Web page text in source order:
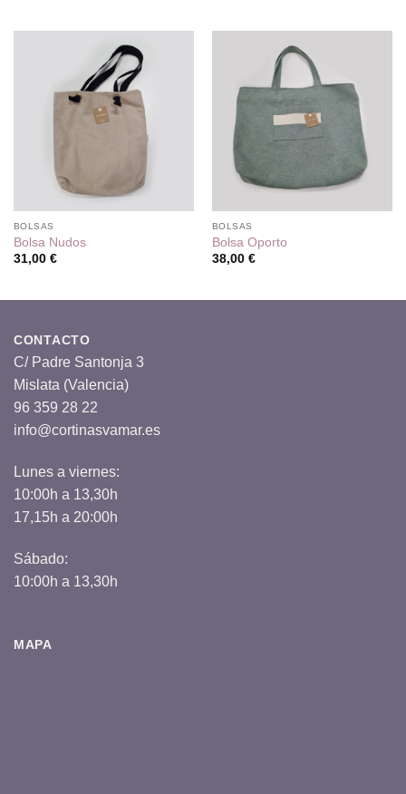
BOLSAS
Bolsa Nudos
31,00 €
BOLSAS
Bolsa Oporto
38,00 €
CONTACTO
C/ Padre Santonja 3
Mislata (Valencia)
96 359 28 22
info@cortinasvamar.es
Lunes a viernes:
10:00h a 13,30h
17,15h a 20:00h
Sábado:
10:00h a 13,30h
MAPA